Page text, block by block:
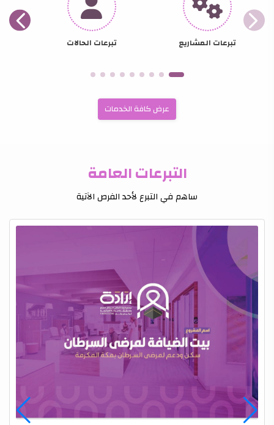
تبرعات المشاريع تبرعات الحالات
عرض كافة الخدمات
التبرعات العامة
ساهم في التبرع لأحد الفرص الآتية